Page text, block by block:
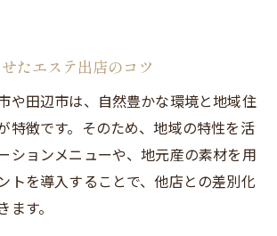
で差別化するエステの工夫
の安心感を伝える説明のコツ
域密着型展開で信頼を築くには
着型エステで信頼を高める方法
の長期的信頼獲得に必要な工夫
つながりを活かすエステ運営
たエステ出店のコツ
や田辺市は、自然豊かな環境と地域住
特徴です。そのため、地域の特性を活
ションメニューや、地元産の素材を用
トを導入することで、他店との差別化
す。